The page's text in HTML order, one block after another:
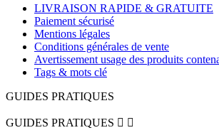
LIVRAISON RAPIDE & GRATUITE
Paiement sécurisé
Mentions légales
Conditions générales de vente
Avertissement usage des produits
Tags & mots clé
GUIDES PRATIQUES
GUIDES PRATIQUES  